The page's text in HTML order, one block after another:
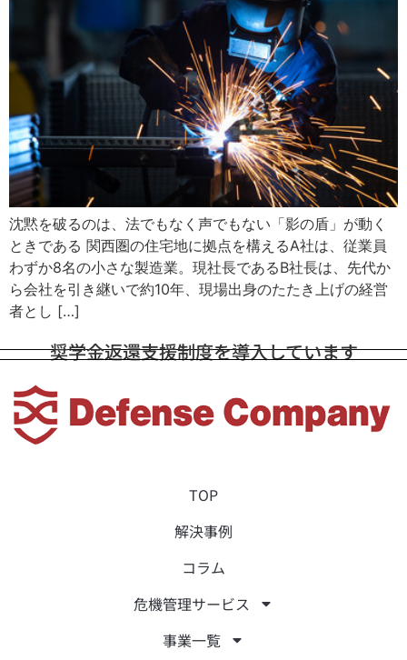
沈黙を破るのは、法でもなく声でもない「影の盾」が動く
ときである 関西圏の住宅地に拠点を構えるA社は、従業員
わずか8名の小さな製造業。現社長であるB社長は、先代か
ら会社を引き継いで約10年、現場出身のたたき上げの経営
者とし […]
奨学金返還支援制度を導入しています
TOP
解決事例
コラム
危機管理サービス
事業一覧